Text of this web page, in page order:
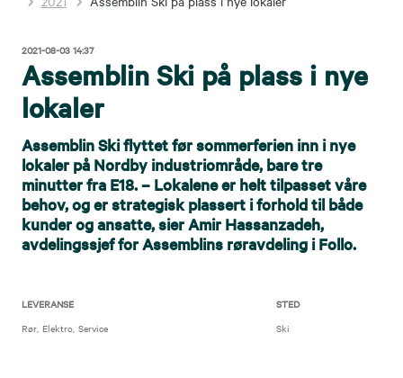
2021-08-03 14:37
Assemblin Ski på plass i nye
lokaler
Assemblin Ski flyttet før sommerferien inn i nye
lokaler på Nordby industriområde, bare tre
minutter fra E18. – Lokalene er helt tilpasset våre
behov, og er strategisk plassert i forhold til både
kunder og ansatte, sier Amir Hassanzadeh,
avdelingssjef for Assemblins røravdeling i Follo.
LEVERANSE
Rør Elektro Service
STED
Ski